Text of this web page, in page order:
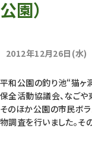
公園）
2012年12月26日(水)
平和公園の釣り池“猫ヶ
保全活動協議会、なごや
そのほか公園の市民ボ
物調査を行いました。そ